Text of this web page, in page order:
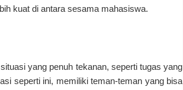
kuat di antara sesama mahasiswa.
yang penuh tekanan, seperti tugas yang
seperti ini, memiliki teman-teman yang bisa